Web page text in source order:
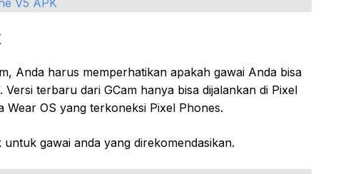
Anda harus memperhatikan apakah gawai Anda bisa
terbaru dari GCam hanya bisa dijalankan di Pixel
Wear OS yang terkoneksi Pixel Phones.
gawai anda yang direkomendasikan.